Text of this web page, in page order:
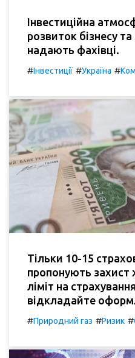
Інвестиційна
розвиток бізнесу
надають фахівці.
#Інвестиції #Україна #
Тільки 10-15
пропонують захист
ліміт на
відкладайте
#Природний газ #Ризик #